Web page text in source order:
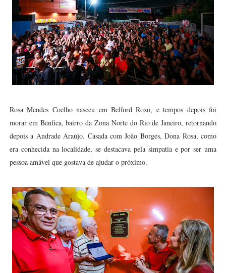
Rosa Mendes Coelho nasceu em Belford Roxo, e tempos depois foi
morar em Benfica, bairro da Zona Norte do Rio de Janeiro, retornando
depois a Andrade Araújo. Casada com João Borges, Dona Rosa, como
era conhecida na localidade, se destacava pela simpatia e por ser uma
pessoa amável que gostava de ajudar o próximo.